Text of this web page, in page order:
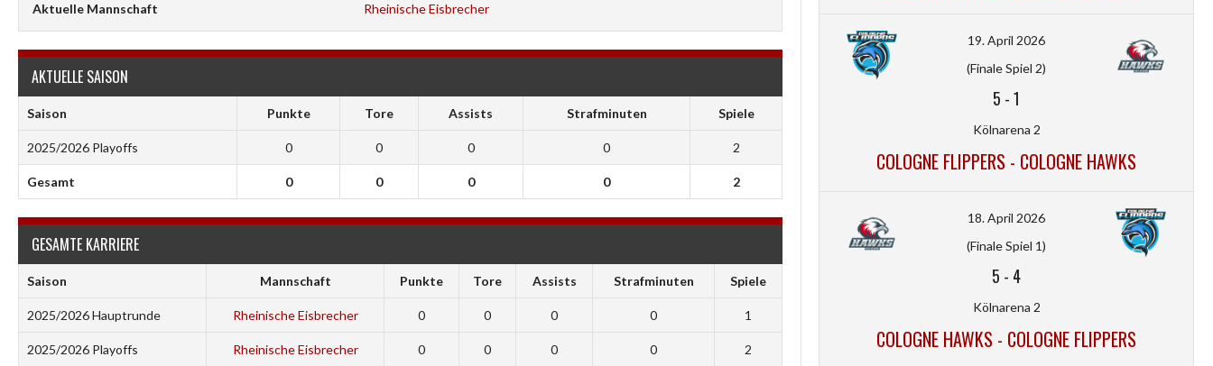
Aktuelle Mannschaft Rheinische Eisbrecher
AKTUELLE SAISON
Saison Punkte Tore Assists Strafminuten Spiele
2025/2026 Playoffs 0 0 0 0 2
Gesamt 0 0 0 0 2
GESAMTE KARRIERE
Saison Mannschaft Punkte Tore Assists Strafminuten Spiele
2025/2026 Hauptrunde Rheinische Eisbrecher 0 0 0 0 1
2025/2026 Playoffs Rheinische Eisbrecher 0 0 0 0 2
19. April 2026
(Finale Spiel 2)
5 -1
Kölnarena 2
COLOGNE FLIPPERS - COLOGNE HAWKS
18. April 2026
(Finale Spiel 1)
5 - 4
Kölnarena 2
COLOGNE HAWKS - COLOGNE FLIPPERS